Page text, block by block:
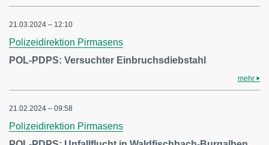
21.03.2024 – 12:10
Polizeidirektion Pirmasens
POL-PDPS: Versuchter Einbruchsdiebstahl
mehr
21.02.2024 – 09:58
Polizeidirektion Pirmasens